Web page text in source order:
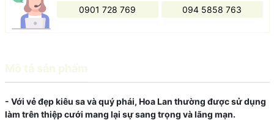
0901 728 769 094 5858 763
Mô tả sản phẩm
- Với vẻ đẹp kiêu sa và quý phái, Hoa Lan thường được sử dụng
làm trên thiệp cưới mang lại sự sang trọng và lãng mạn.